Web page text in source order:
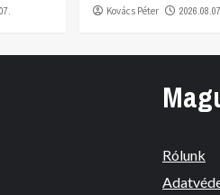
Kovács Péter
Rólunk